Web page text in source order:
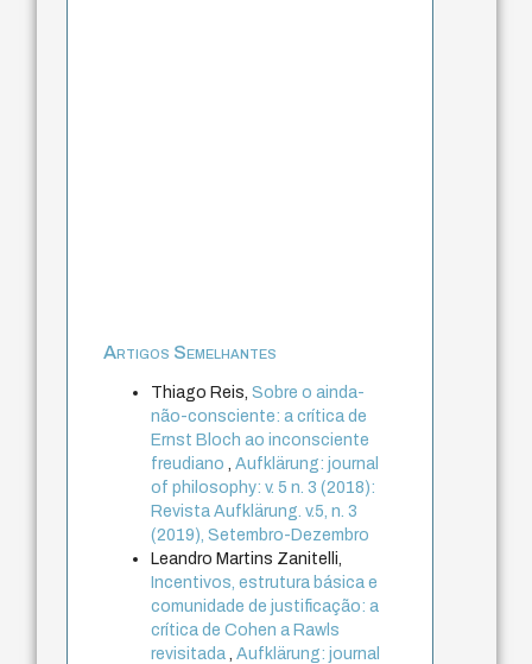
Artigos Semelhantes
Thiago Reis,Sobre o ainda-
não-consciente: a crítica de
Ernst Bloch ao inconsciente
freudiano
,Aufklärung: journal
of philosophy: v. 5 n. 3 (2018):
Revista Aufklärung. v.5, n. 3
(2019), Setembro-Dezembro
Leandro Martins Zanitelli,
Incentivos, estrutura básica e
comunidade de justificação: a
crítica de Cohen a Rawls
revisitada ,Aufklärung: journal